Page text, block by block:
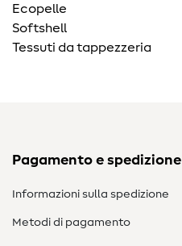
Ecopelle
Softshell
Tessuti da tappezzeria
Pagamento e spedizione
Informazioni sulla spedizione
Metodi di pagamento